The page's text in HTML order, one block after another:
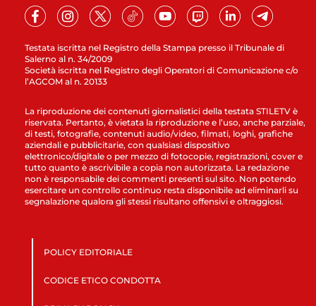
Testata iscritta nel Registro della Stampa presso il Tribunale di
Salerno al n. 34/2009
Società iscritta nel Registro degli Operatori di Comunicazione c/o
l’AGCOM al n. 20133
La riproduzione dei contenuti giornalistici della testata STILETV è
riservata. Pertanto, è vietata la riproduzione e l’uso, anche parziale,
di testi, fotografie, contenuti audio/video, filmati, loghi, grafiche
aziendali e pubblicitarie, con qualsiasi dispositivo
elettronico/digitale o per mezzo di fotocopie, registrazioni, cover e
tutto quanto è ascrivibile a copia non autorizzata. La redazione
non è responsabile dei commenti presenti sul sito. Non potendo
esercitare un controllo continuo resta disponibile ad eliminarli su
segnalazione qualora gli stessi risultano offensivi e oltraggiosi.
POLICY EDITORIALE
CODICE ETICO CONDOTTA